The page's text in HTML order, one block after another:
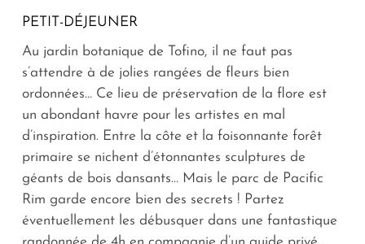
PETIT-DÉJEUNER
Au jardin botanique de Tofino, il ne faut pas
s’attendre à de jolies rangées de fleurs bien
ordonnées… Ce lieu de préservation de la flore est
un abondant havre pour les artistes en mal
d’inspiration. Entre la côte et la foisonnante forêt
primaire se nichent d’étonnantes sculptures de
géants de bois dansants… Mais le parc de Pacific
Rim garde encore bien des secrets ! Partez
éventuellement les débusquer dans une fantastique